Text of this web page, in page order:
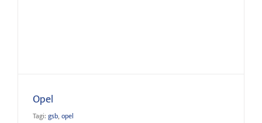
Opel
Tagi: gsb, opel